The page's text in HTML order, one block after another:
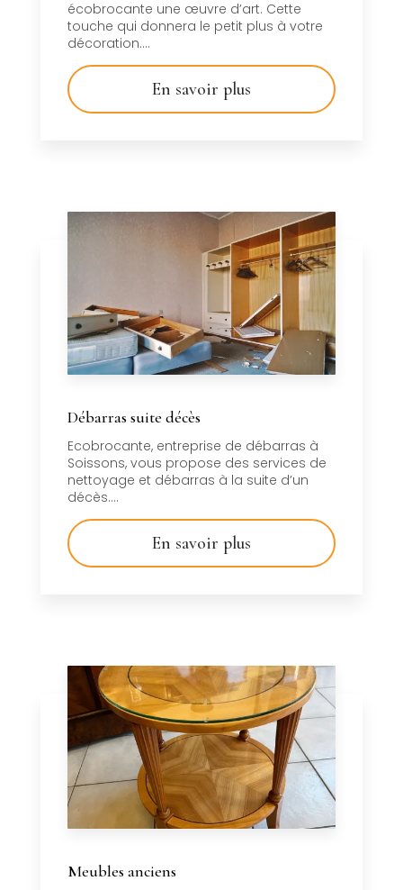
écobrocante une œuvre d’art. Cette
touche qui donnera le petit plus à votre
décoration....
En savoir plus
Débarras suite décès
Ecobrocante, entreprise de débarras à
Soissons, vous propose des services de
nettoyage et débarras à la suite d’un
décès....
En savoir plus
Meubles anciens